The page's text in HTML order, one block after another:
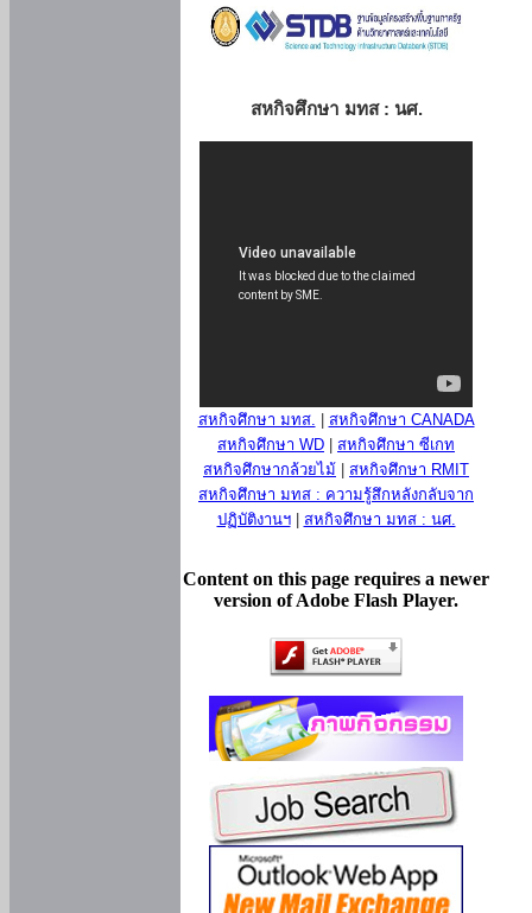
สหกิจศึกษา มทส : นศ.
สหกิจศึกษา มทส.
สหกิจศึกษา CANADA
สหกิจศึกษา WD
สหกิจศึกษา ซีเกท
สหกิจศึกษากล้วยไม้
สหกิจศึกษา RMIT
สหกิจศึกษา มทส : ความรู้สึกหลังกลับจาก
ปฏิบัติงานฯ| สหกิจศึกษา มทส : นศ.
Content on this page requires a newer
version of Adobe Flash Player.